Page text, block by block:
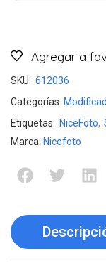
Agregar a
SKU: 612036
Categorías
Etiquetas: NiceFoto,
Marca: Nicefoto